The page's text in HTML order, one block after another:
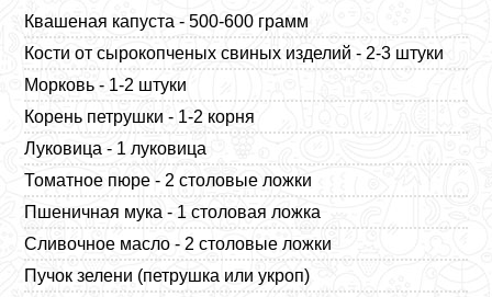
Квашеная капуста - 500-600 грамм
Кости от сырокопченых свиных изделий - 2-3 штуки
Морковь - 1-2 штуки
Корень петрушки - 1-2 корня
Луковица - 1 луковица
Томатное пюре - 2 столовые ложки
Пшеничная мука - 1 столовая ложка
Сливочное масло - 2 столовые ложки
Пучок зелени (петрушка или укроп)